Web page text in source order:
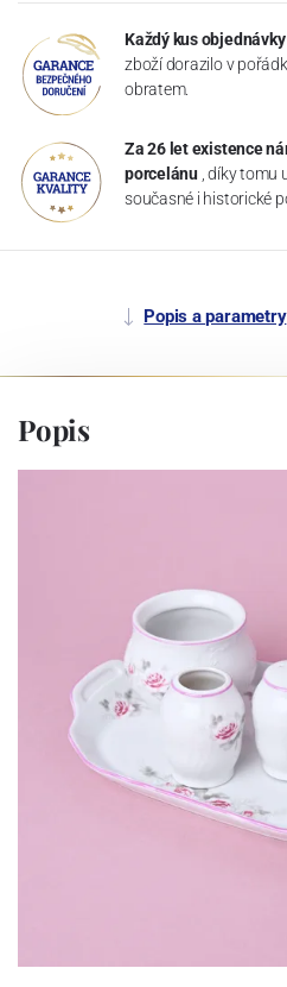
Každý kus
zboží dorazilo v
obratem.
Za 26 let existence
porcelánu , díky
současné i historické
Popis a parametry
Popis